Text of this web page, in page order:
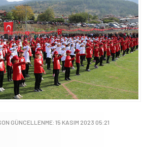
GÜNCELLENME: 15 KASIM 2023 05:21